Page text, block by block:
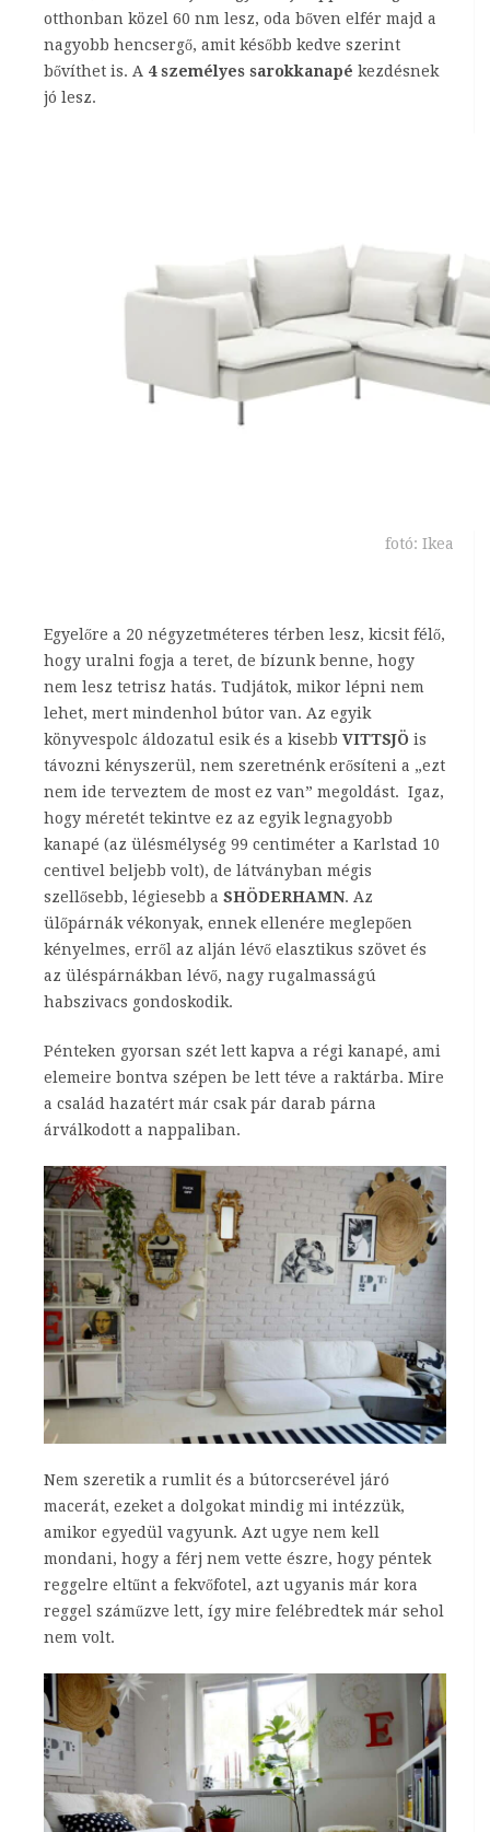
otthonban közel 60 nm lesz, oda bőven elfér majd a
nagyobb hencsergő, amit később kedve szerint
bővíthet is. A 4 személyes sarokkanapé kezdésnek
jó lesz.
fotó: Ikea
Egyelőre a 20 négyzetméteres térben lesz, kicsit félő,
hogy uralni fogja a teret, de bízunk benne, hogy
nem lesz tetrisz hatás. Tudjátok, mikor lépni nem
lehet, mert mindenhol bútor van. Az egyik
könyvespolc áldozatul esik és a kisebb VITTSJÖ is
távozni kényszerül, nem szeretnénk erősíteni a „ezt
nem ide terveztem de most ez van” megoldást. Igaz,
hogy méretét tekintve ez az egyik legnagyobb
kanapé (az ülésmélység 99 centiméter a Karlstad 10
centivel beljebb volt), de látványban mégis
szellősebb, légiesebb a SHÖDERHAMN. Az
ülőpárnák vékonyak, ennek ellenére meglepően
kényelmes, erről az alján lévő elasztikus szövet és
az üléspárnákban lévő, nagy rugalmasságú
habszivacs gondoskodik.
Pénteken gyorsan szét lett kapva a régi kanapé, ami
elemeire bontva szépen be lett téve a raktárba. Mire
a család hazatért már csak pár darab párna
árválkodott a nappaliban.
Nem szeretik a rumlit és a bútorcserével járó
macerát, ezeket a dolgokat mindig mi intézzük,
amikor egyedül vagyunk. Azt ugye nem kell
mondani, hogy a férj nem vette észre, hogy péntek
reggelre eltűnt a fekvőfotel, azt ugyanis már kora
reggel száműzve lett, így mire felébredtek már sehol
nem volt.